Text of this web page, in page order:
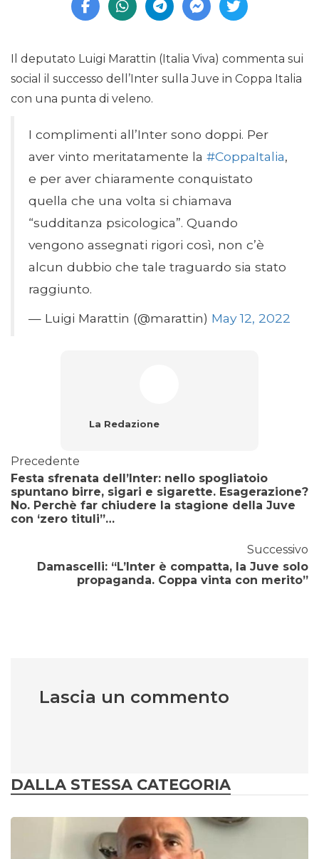
Il deputato Luigi Marattin (Italia Viva) commenta sui
social il successo dell’Inter sulla Juve in Coppa Italia
con una punta di veleno.
I complimenti all’Inter sono doppi. Per
aver vinto meritatamente la #CoppaItalia,
e per aver chiaramente conquistato
quella che una volta si chiamava
“sudditanza psicologica”. Quando
vengono assegnati rigori così, non c’è
alcun dubbio che tale traguardo sia stato
raggiunto.
— Luigi Marattin (@marattin) May 12, 2022
La Redazione
Precedente
Festa sfrenata dell’Inter: nello spogliatoio
spuntano birre, sigari e sigarette. Esagerazione?
No. Perchè far chiudere la stagione della Juve
con ‘zero tituli”…
Successivo
Damascelli: “L’Inter è compatta, la Juve solo
propaganda. Coppa vinta con merito”
Lascia un commento
DALLA STESSA CATEGORIA